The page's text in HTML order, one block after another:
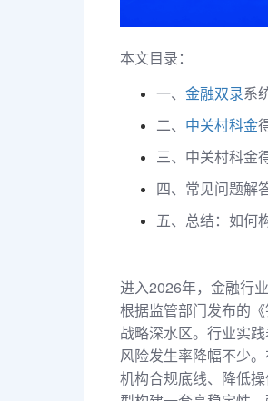
本文目录：
一、 金融双录系
二、 中关村科金
三、中关村科金
四、常见问题解
五、总结：如何
进入2026年，金融行
根据监管部门发布的
战略深水区。行业实
风险发生率降幅不少
机构合规底线、降低